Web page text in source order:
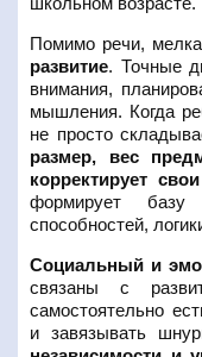
Помимо речи,
развитие. Точные
внимания,
мышления. Когда
не просто
размер, вес
корректирует
формирует базу
способностей,
Социальный и
связаны с
самостоятельно
и завязывать